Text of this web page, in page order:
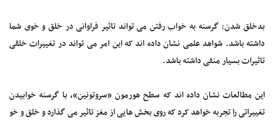
بدخلق شدن: گرسنه به خواب رفتن می تواند تاثیر فراوانی در خلق و خوی شما
داشته باشد. شواهد علمی نشان داده اند که این امر می تواند در تغییرات خلقی
تاثیرات بسیار منفی داشته باشد.
این مطالعات نشان داده اند که سطح هورمون «سروتونین»، با گرسنه خوابیدن
تغییراتی را تجربه خواهد کرد که روی بخش هایی از مغز تاثیر می گذارد و خلق و خو